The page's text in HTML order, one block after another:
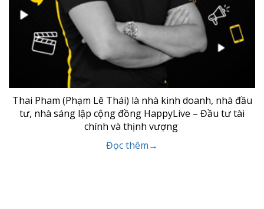
Thai Pham (Phạm Lê Thái) là nhà kinh doanh, nhà đầu
tư, nhà sáng lập cộng đồng HappyLive – Đầu tư tài
chính và thịnh vượng
Đọc thêm→